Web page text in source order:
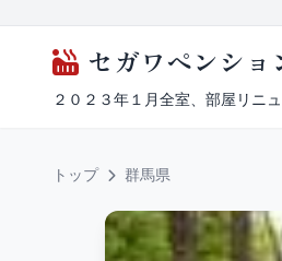
セガワペンショ
２０２３年１月全室、部屋リニ
トップ 群馬県